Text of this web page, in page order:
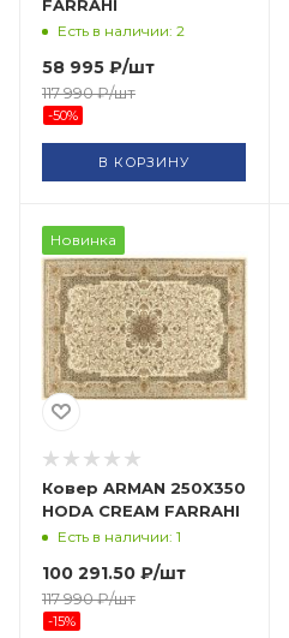
FARRAHI
Есть в наличии: 2
58 995 ₽/шт
117 990₽/шт
-50%
В КОРЗИНУ
Новинка
Ковер ARMAN 250X350
HODA CREAM FARRAHI
Есть в наличии: 1
100 291.50 ₽/шт
117 990₽/шт
-15%